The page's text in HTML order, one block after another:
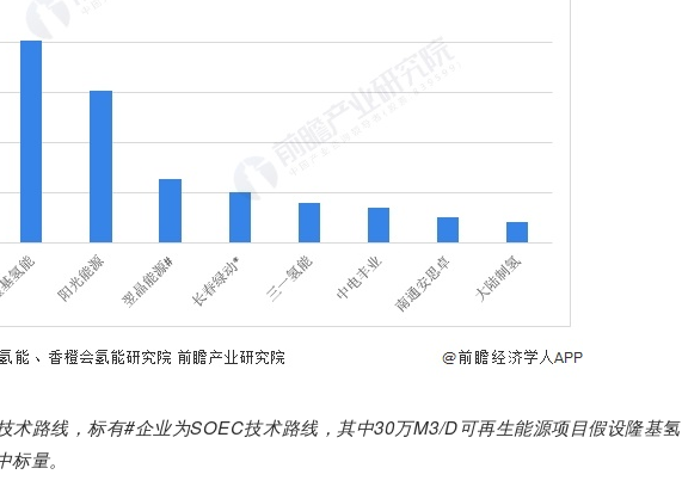
术路线，标有#企业为SOEC技术路线，其中30万M3/D可再生能源项目假设隆基氢
量。